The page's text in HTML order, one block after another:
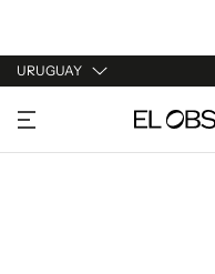
URUGUAY
URUGUAY
ARGENTINA